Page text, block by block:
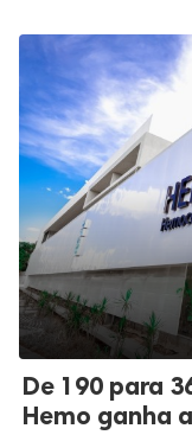
De 190 para
Hemo ganha